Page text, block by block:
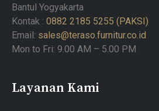
Bantul Yogyakarta
Kontak : 0882 2185 5255 (PAKSI)
Email: sales@teraso.furnitur.co.id
Mon to Fri: 9.00 AM – 5.00 PM
Layanan Kami